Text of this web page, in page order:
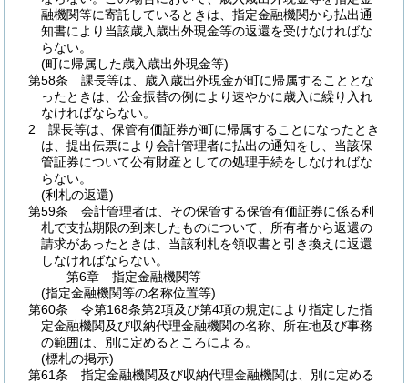
融機関等に寄託しているときは、指定金融機関から払出通
知書により当該歳入歳出外現金等の返還を受けなければな
らない。
(町に帰属した歳入歳出外現金等)
第58条
課長等は、歳入歳出外現金が町に帰属することとな
ったときは、公金振替の例により速やかに歳入に繰り入れ
なければならない。
2
課長等は、保管有価証券が町に帰属することになったとき
は、提出伝票により会計管理者に払出の通知をし、当該保
管証券について公有財産としての処理手続をしなければな
らない。
(利札の返還)
第59条
会計管理者は、その保管する保管有価証券に係る利
札で支払期限の到来したものについて、所有者から返還の
請求があったときは、当該利札を領収書と引き換えに返還
しなければならない。
第6章
指定金融機関等
(指定金融機関等の名称位置等)
第60条
令第168条第2項及び第4項の規定により指定した指
定金融機関及び収納代理金融機関の名称、所在地及び事務
の範囲は、別に定めるところによる。
(標札の掲示)
第61条
指定金融機関及び収納代理金融機関は、別に定める